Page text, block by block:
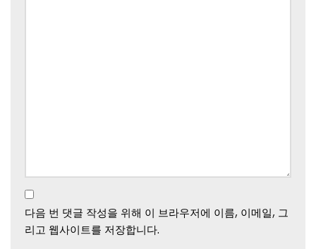
다음 번 댓글 작성을 위해 이 브라우저에 이름, 이메일, 그
리고 웹사이트를 저장합니다.